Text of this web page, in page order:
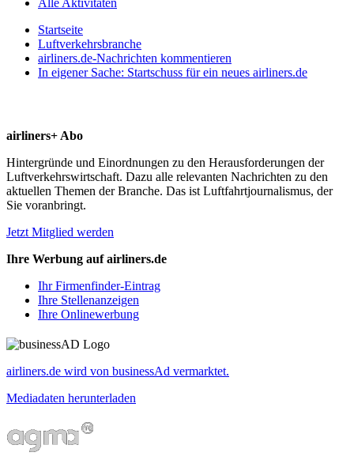
Startseite
Luftverkehrsbranche
airliners.de-Nachrichten kommentieren
In eigener Sache: Startschuss für ein neues airliners.de
airliners+ Abo
Hintergründe und Einordnungen zu den Herausforderungen der
Luftverkehrswirtschaft. Dazu alle relevanten Nachrichten zu den
aktuellen Themen der Branche. Das ist Luftfahrtjournalismus, der
Sie voranbringt.
Jetzt Mitglied werden
Ihre Werbung auf airliners.de
Ihr Firmenfinder-Eintrag
Ihre Stellenanzeigen
Ihre Onlinewerbung
airliners.de wird von businessAd vermarktet.
Mediadaten herunterladen